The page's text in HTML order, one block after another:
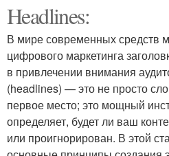
Headlines:
В мире современных средств
цифрового маркетинга
в привлечении внимания
(headlines) — это не просто
первое место; это мощный
определяет, будет ли ваш
или проигнорирован. В этой